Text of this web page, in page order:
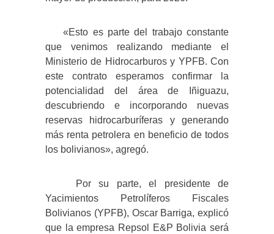
«Esto es parte del trabajo constante
que venimos realizando mediante el
Ministerio de Hidrocarburos y YPFB. Con
este contrato esperamos confirmar la
potencialidad del área de Iñiguazu,
descubriendo e incorporando nuevas
reservas hidrocarburíferas y generando
más renta petrolera en beneficio de todos
los bolivianos», agregó.
Por su parte, el presidente de
Yacimientos Petrolíferos Fiscales
Bolivianos (YPFB), Oscar Barriga, explicó
que la empresa Repsol E&P Bolivia será